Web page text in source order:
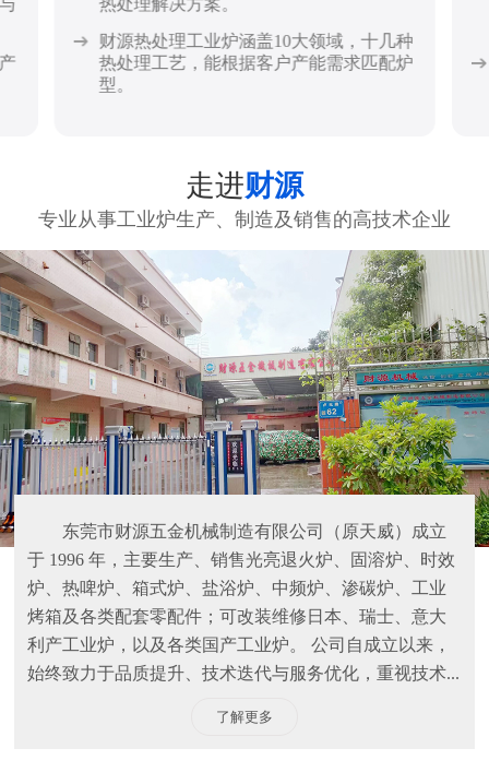
热处理解决方案。
财源热处理工业炉涵盖10大领域，十几种
热处理工艺，能根据客户产能需求匹配炉
型。
走进财源
专业从事工业炉生产、制造及销售的高技术企业
东莞市财源五金机械制造有限公司（原天威）成立
于 1996 年，主要生产、销售光亮退火炉、固溶炉、时效
炉、热啤炉、箱式炉、盐浴炉、中频炉、渗碳炉、工业
烤箱及各类配套零配件；可改装维修日本、瑞士、意大
利产工业炉，以及各类国产工业炉。 公司自成立以来，
始终致力于品质提升、技术迭代与服务优化，重视技术...
了解更多